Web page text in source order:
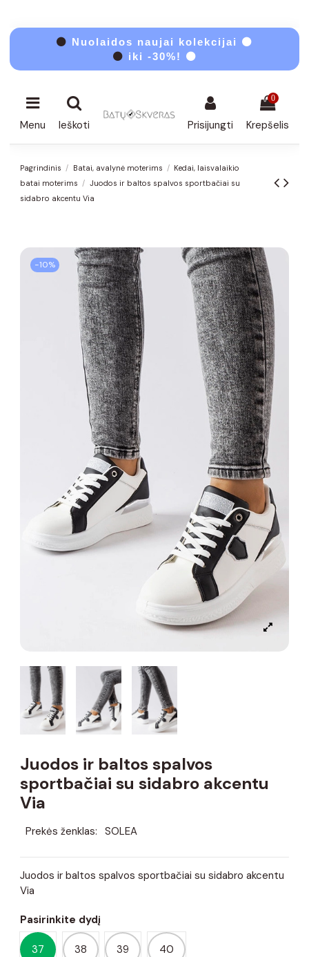
⚫ Nuolaidos naujai kolekcijai ⚫
⚫ iki -30%! ⚫
Menu Ieškoti Prisijungti
0
Krepšelis
Pagrindinis Batai, avalynė moterims
Kedai, laisvalaikio
batai moterims
Juodos ir baltos spalvos sportbačiai su
sidabro akcentu Via
−10%
Juodos ir baltos spalvos
sportbačiai su sidabro akcentu
Via
Prekės ženklas: SOLEA
Juodos ir baltos spalvos sportbačiai su sidabro akcentu
Via
Pasirinkite dydį
37 38 39 40